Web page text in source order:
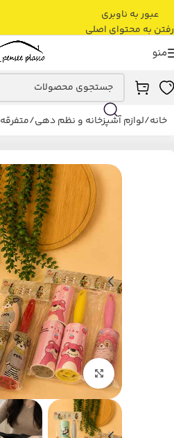
عبور به ناوبری
رفتن به محتوای اصلی
منو
خانه/لوازم آشپزخانه و نظم دهی/متفرقه
بزرگنمایی تصویر